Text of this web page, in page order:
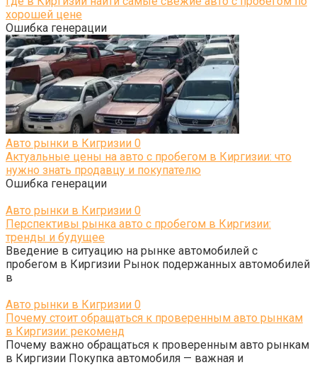
хорошей цене
Ошибка генерации
Авто рынки в Кигризии 0
Актуальные цены на авто с пробегом в Киргизии: что
нужно знать продавцу и покупателю
Ошибка генерации
Авто рынки в Кигризии 0
Перспективы рынка авто с пробегом в Киргизии:
тренды и будущее
Введение в ситуацию на рынке автомобилей с
пробегом в Киргизии Рынок подержанных автомобилей
в
Авто рынки в Кигризии 0
Почему стоит обращаться к проверенным авто рынкам
в Киргизии: рекоменд
Почему важно обращаться к проверенным авто рынкам
в Киргизии Покупка автомобиля — важная и